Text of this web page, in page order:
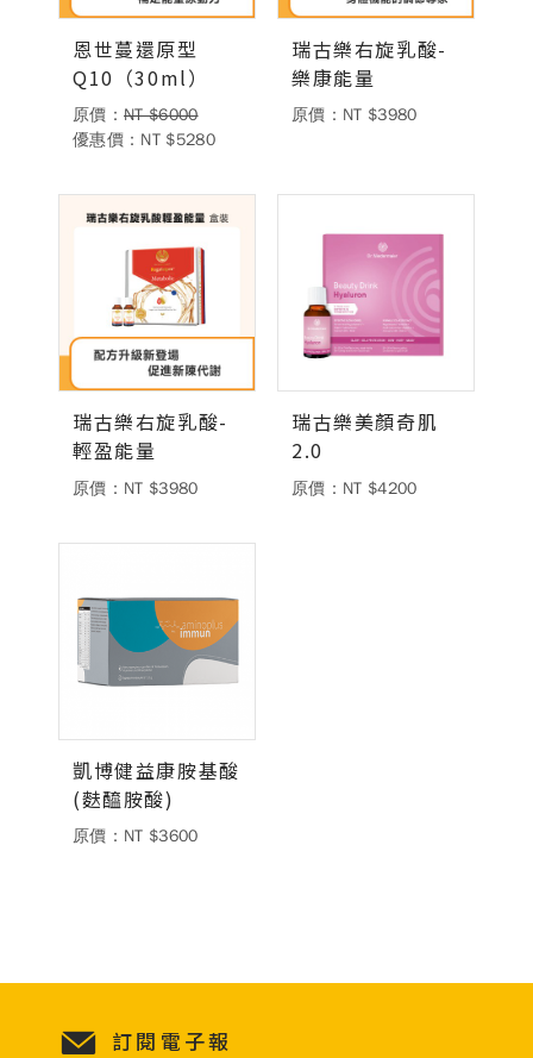
恩世蔓還原型
Q10（30ml）
原價： NT $6000
優惠價：NT $5280
瑞古樂右旋乳酸-
樂康能量
原價：NT $3980
瑞古樂右旋乳酸-
輕盈能量
原價：NT $3980
瑞古樂美顏奇肌
2.0
原價：NT $4200
凱博健益康胺基酸
(麩醯胺酸)
原價：NT $3600
訂閱電子報